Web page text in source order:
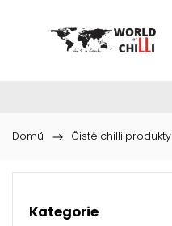
Domů / Čisté chilli produkty
Kategorie